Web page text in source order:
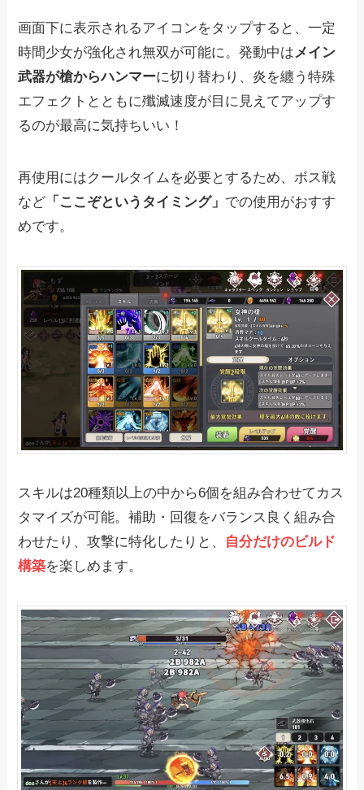
画面下に表示されるアイコンをタップすると、一定
時間少女が強化され無双が可能に。発動中は メイン
武器が槍からハンマーに切り替わり、炎を纏う特殊
エフェクトとともに殲滅速度が目に見えてアップす
るのが最高に気持ちいい！
再使用にはクールタイムを必要とするため、ボス戦
など 「ここぞというタイミング」 での使用がおすす
めです。
スキルは20種類以上の中から6個を組み合わせてカス
タマイズが可能。補助・回復をバランス良く組み合
わせたり、攻撃に特化したりと、 自分だけのビルド
構築を楽しめます。